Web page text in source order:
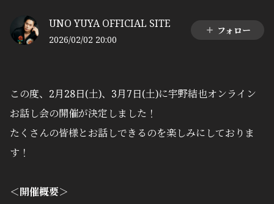
UNO YUYA OFFICIAL SITE
2026/02/02 20:00
フォロー
この度、2月28日(土)、3月7日(土)に宇野結也オンライン
お話し会の開催が決定しました！
たくさんの皆様とお話しできるのを楽しみにしておりま
す！
＜開催概要＞